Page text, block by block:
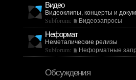
Видео
Видеоклипы, концерты и
Subforum: Видеозапросы
Неформат
Неметалические релизы
Subforum: Неформатные
Обсуждения